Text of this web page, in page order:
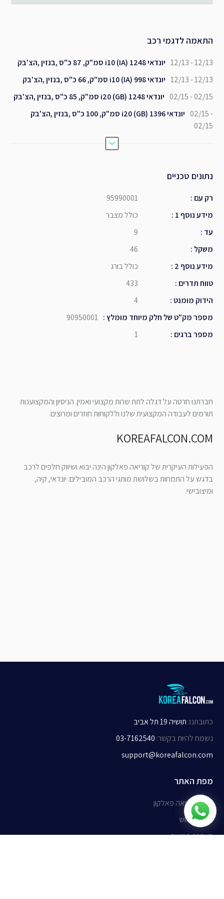
התאמה לדגמי רכב
יונדאי i10 (IA) 1248 סמ"ק, 87 כ"ס ,בנזין ,הצ'בק 12/13 - 12/13
יונדאי i10 (IA) 998 סמ"ק, 66 כ"ס ,בנזין ,הצ'בק 12/13 - 12/13
יונדאי i20 (GB) 1248 סמ"ק, 85 כ"ס ,בנזין ,הצ'בק 02/15 - 02/15
יונדאי i20 (GB) 1396 סמ"ק, 100 כ"ס ,בנזין ,הצ'בק 02/15 -
02/15
נתונים טכניים
95990001 : רק עם
כולל מצבר
:
מידע נוסף 1
9
: עד
46
: משקל
כולל בורג
:
מידע נוסף 2
433
: טווח תדרים
4
:הידוק מומנט
90950001 :מספר מק"ט של חלק מיוחד מומלץ
1
: מספר ברגים
חברתנו חרטה על דגלה לתת שרות מקצועי ואמין. הניסיון והמקצוענות
תורמים לעבודה המקצועית שלנו וללקוחות חוזרים ומרוצים.
KOREAFALCON.COM
הפעילות העיקרית של קוריאה פאלקון הינה יבוא ושיווק חלפים לרכב
בדגש על התמחות בשלושת מותגי הרכב המובילים: יונדאי, קיה,
ומיצובישי.
מפת האתר
אודות קוריאה פאלקון
תנאי שימוש
הצהרת פרטיות
תושיה 19 תל אביב :כתובתנו
03-7162540 :נשמח להיות בקשר
support@koreafalcon.com